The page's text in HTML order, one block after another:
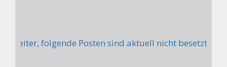
folgende Posten sind aktuell nicht besetzt: